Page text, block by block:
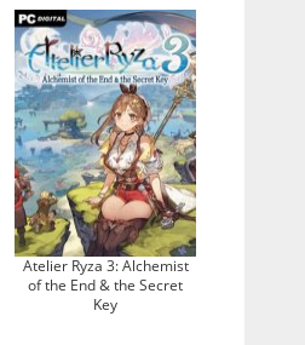
Atelier Ryza 3: Alchemist
of the End & the Secret
Key